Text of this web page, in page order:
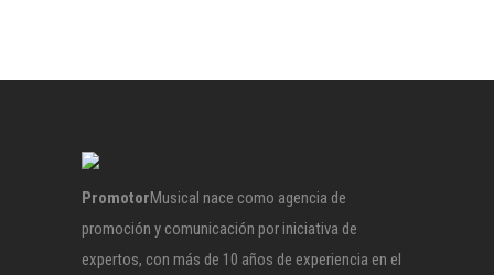
PromotorMusical nace como agencia de
promoción y comunicación por iniciativa de
expertos, con más de 10 años de experiencia en el